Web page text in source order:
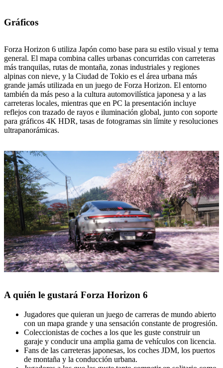
Gráficos
Forza Horizon 6 utiliza Japón como base para su estilo visual y tema
general. El mapa combina calles urbanas concurridas con carreteras
más tranquilas, rutas de montaña, zonas industriales y regiones
alpinas con nieve, y la Ciudad de Tokio es el área urbana más
grande jamás utilizada en un juego de Forza Horizon. El entorno
también da más peso a la cultura automovilística japonesa y a las
carreteras locales, mientras que en PC la presentación incluye
reflejos con trazado de rayos e iluminación global, junto con soporte
para gráficos 4K HDR, tasas de fotogramas sin límite y resoluciones
ultrapanorámicas.
A quién le gustará Forza Horizon 6
Jugadores que quieran un juego de carreras de mundo abierto
con un mapa grande y una sensación constante de progresión.
Coleccionistas de coches a los que les guste construir un
garaje y conducir una amplia gama de vehículos con licencia.
Fans de las carreteras japonesas, los coches JDM, los puertos
de montaña y la conducción urbana.